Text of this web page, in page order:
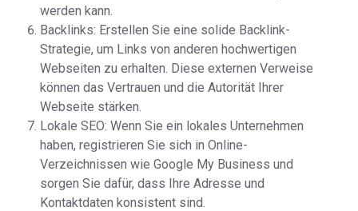
werden kann.
Backlinks: Erstellen Sie eine solide Backlink-
Strategie, um Links von anderen hochwertigen
Webseiten zu erhalten. Diese externen Verweise
können das Vertrauen und die Autorität Ihrer
Webseite stärken.
Lokale SEO: Wenn Sie ein lokales Unternehmen
haben, registrieren Sie sich in Online-
Verzeichnissen wie Google My Business und
sorgen Sie dafür, dass Ihre Adresse und
Kontaktdaten konsistent sind.